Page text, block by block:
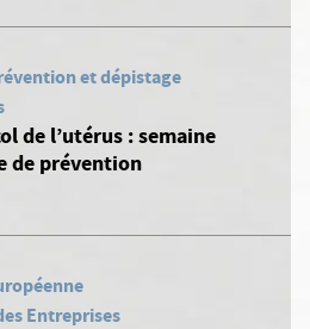
et dépistage
de l’utérus : semaine
de prévention
Entreprises